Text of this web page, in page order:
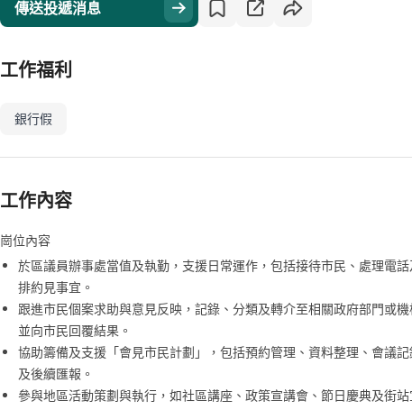
傳送投遞消息
工作福利
銀行假
工作內容
崗位內容
於區議員辦事處當值及執勤，支援日常運作，包括接待市民、處理電
排約見事宜。
跟進市民個案求助與意見反映，記錄、分類及轉介至相關政府部門或
並向市民回覆結果。
協助籌備及支援「會見市民計劃」，包括預約管理、資料整理、會議
及後續匯報。
參與地區活動策劃與執行，如社區講座、政策宣講會、節日慶典及街